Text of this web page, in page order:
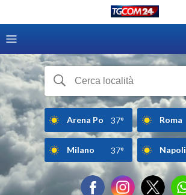
Arena Po 37° Roma
Milano 37° Napoli